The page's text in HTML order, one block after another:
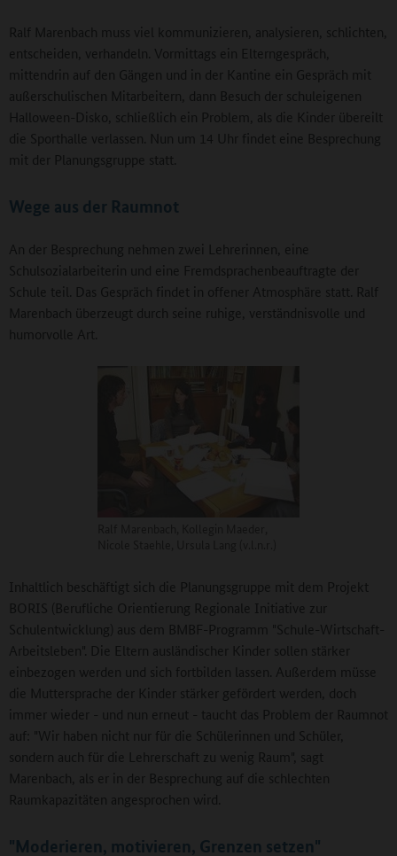
Ralf Marenbach muss viel kommunizieren, analysieren, schlichten,
entscheiden, verhandeln. Vormittags ein Elterngespräch,
mittendrin auf den Gängen und in der Kantine ein Gespräch mit
außerschulischen Mitarbeitern, dann Besuch der schuleigenen
Halloween-Disko, schließlich ein Problem, als die Kinder übereilt
die Sporthalle verlassen. Nun um 14 Uhr findet eine Besprechung
mit der Planungsgruppe statt.
Wege aus der Raumnot
An der Besprechung nehmen zwei Lehrerinnen, eine
Schulsozialarbeiterin und eine Fremdsprachenbeauftragte der
Schule teil. Das Gespräch findet in offener Atmosphäre statt. Ralf
Marenbach überzeugt durch seine ruhige, verständnisvolle und
humorvolle Art.
Inhaltlich beschäftigt sich die Planungsgruppe mit dem Projekt
BORIS (Berufliche Orientierung Regionale Initiative zur
Schulentwicklung) aus dem BMBF-Programm "Schule-Wirtschaft-
Arbeitsleben". Die Eltern ausländischer Kinder sollen stärker
einbezogen werden und sich fortbilden lassen. Außerdem müsse
die Muttersprache der Kinder stärker gefördert werden, doch
immer wieder - und nun erneut - taucht das Problem der Raumnot
auf: "Wir haben nicht nur für die Schülerinnen und Schüler,
sondern auch für die Lehrerschaft zu wenig Raum", sagt
Marenbach, als er in der Besprechung auf die schlechten
Raumkapazitäten angesprochen wird.
"Moderieren, motivieren, Grenzen setzen"